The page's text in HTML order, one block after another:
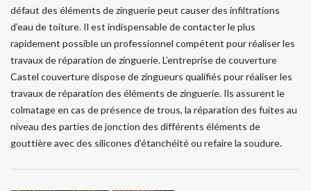
défaut des éléments de zinguerie peut causer des infiltrations
d’eau de toiture. Il est indispensable de contacter le plus
rapidement possible un professionnel compétent pour réaliser les
travaux de réparation de zinguerie. L’entreprise de couverture
Castel couverture dispose de zingueurs qualifiés pour réaliser les
travaux de réparation des éléments de zinguerie. Ils assurent le
colmatage en cas de présence de trous, la réparation des fuites au
niveau des parties de jonction des différents éléments de
gouttière avec des silicones d’étanchéité ou refaire la soudure.